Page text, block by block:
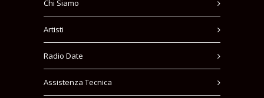
Chi Siamo
Artisti
Radio Date
Assistenza Tecnica